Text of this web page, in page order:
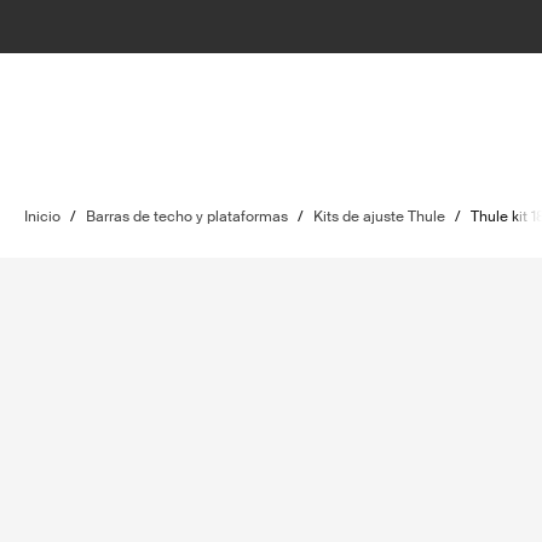
Inicio / Barras de techo y plataformas / Kits de ajuste Thule / Thule kit